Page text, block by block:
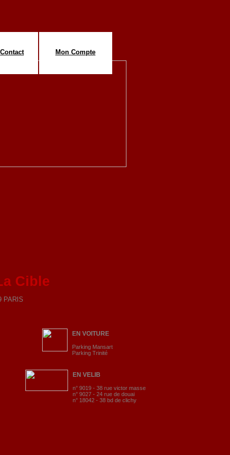
Cible
PARIS
EN VOITURE
Parking Mansart
Parking Trinité
EN VELIB
n° 9019 - 38 rue victor masse
n° 9027 - 24 rue de douai
n° 18042 - 38 bd de clichy
Contact Mon Compte